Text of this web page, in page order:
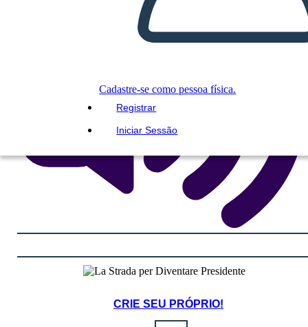
Cadastre-se como pessoa física.
Registrar
Iniciar Sessão
CRIE SEU PRÓPRIO!